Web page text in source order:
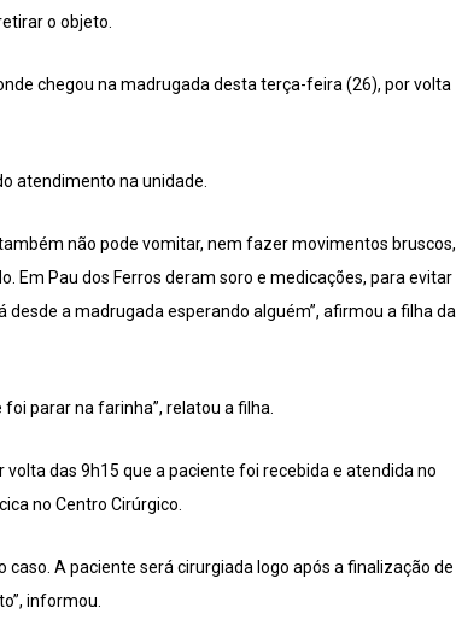
o objeto.
chegou na madrugada desta terça-feira (26), por volta
atendimento na unidade.
não pode vomitar, nem fazer movimentos bruscos,
Em Pau dos Ferros deram soro e medicações, para evitar
a madrugada esperando alguém”, afirmou a filha da
parar na farinha”, relatou a filha.
das 9h15 que a paciente foi recebida e atendida no
no Centro Cirúrgico.
A paciente será cirurgiada logo após a finalização de
informou.